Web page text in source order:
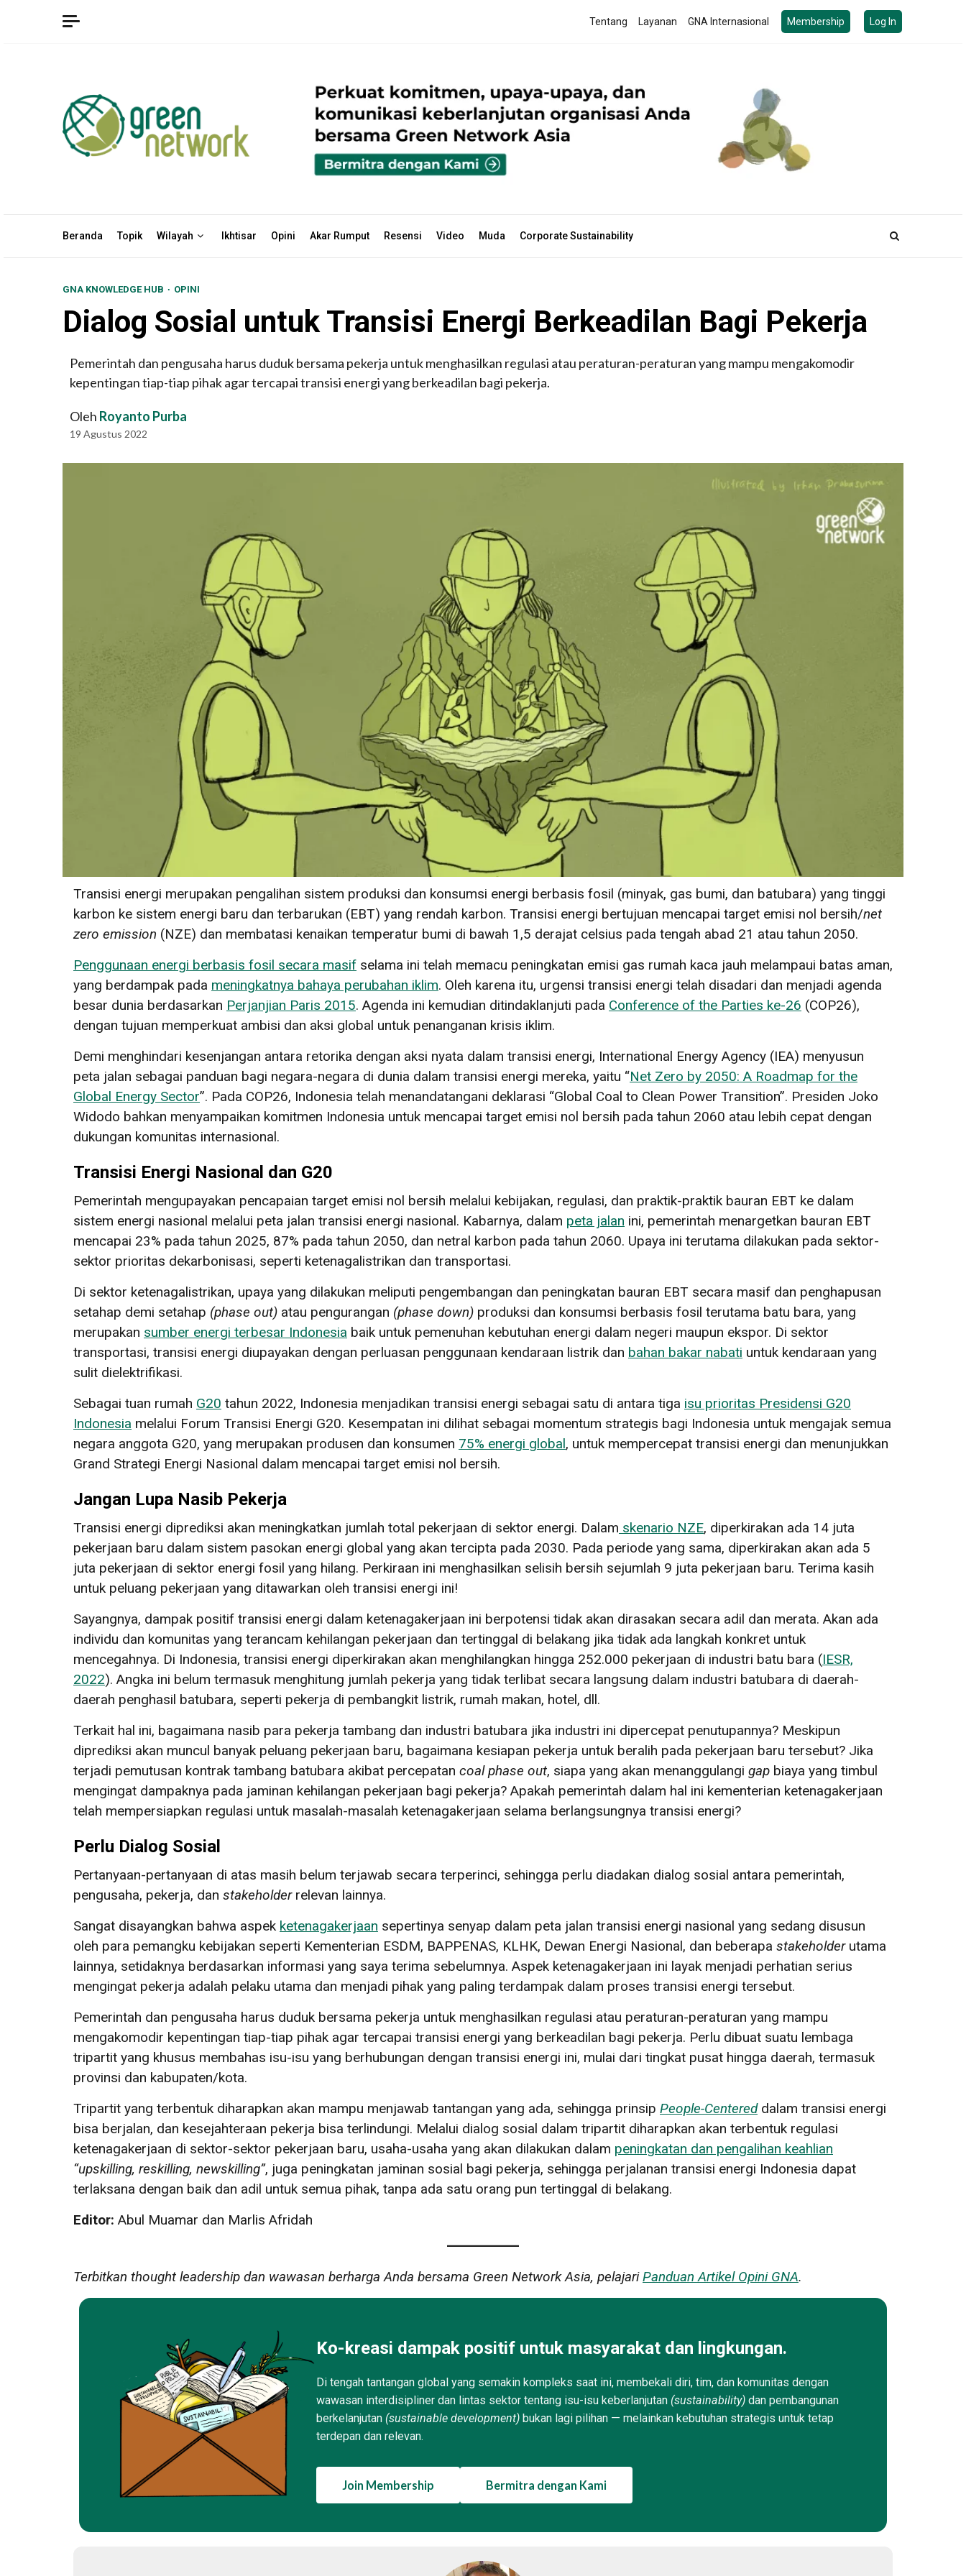
Tentang Layanan GNA Internasional Membership Log In
Beranda Topik Wilayah Ikhtisar Opini Akar Rumput Resensi Video Muda Corporate Sustainability
GNA KNOWLEDGE HUB OPINI
Dialog Sosial untuk Transisi Energi Berkeadilan Bagi Pekerja
Pemerintah dan pengusaha harus duduk bersama pekerja untuk menghasilkan regulasi atau peraturan-peraturan yang mampu mengakomodir
kepentingan tiap-tiap pihak agar tercapai transisi energi yang berkeadilan bagi pekerja.
Oleh Royanto Purba
19 Agustus 2022
Transisi energi merupakan pengalihan sistem produksi dan konsumsi energi berbasis fosil (minyak, gas bumi, dan batubara) yang tinggi
karbon ke sistem energi baru dan terbarukan (EBT) yang rendah karbon. Transisi energi bertujuan mencapai target emisi nol bersih/net
zero emission (NZE) dan membatasi kenaikan temperatur bumi di bawah 1,5 derajat celsius pada tengah abad 21 atau tahun 2050.
Penggunaan energi berbasis fosil secara masif selama ini telah memacu peningkatan emisi gas rumah kaca jauh melampaui batas aman,
yang berdampak pada meningkatnya bahaya perubahan iklim. Oleh karena itu, urgensi transisi energi telah disadari dan menjadi agenda
besar dunia berdasarkan Perjanjian Paris 2015. Agenda ini kemudian ditindaklanjuti pada Conference of the Parties ke-26 (COP26),
dengan tujuan memperkuat ambisi dan aksi global untuk penanganan krisis iklim.
Demi menghindari kesenjangan antara retorika dengan aksi nyata dalam transisi energi, International Energy Agency (IEA) menyusun
peta jalan sebagai panduan bagi negara-negara di dunia dalam transisi energi mereka, yaitu “Net Zero by 2050: A Roadmap for the
Global Energy Sector”. Pada COP26, Indonesia telah menandatangani deklarasi “Global Coal to Clean Power Transition”. Presiden Joko
Widodo bahkan menyampaikan komitmen Indonesia untuk mencapai target emisi nol bersih pada tahun 2060 atau lebih cepat dengan
dukungan komunitas internasional.
Transisi Energi Nasional dan G20
Pemerintah mengupayakan pencapaian target emisi nol bersih melalui kebijakan, regulasi, dan praktik-praktik bauran EBT ke dalam
sistem energi nasional melalui peta jalan transisi energi nasional. Kabarnya, dalam peta jalan ini, pemerintah menargetkan bauran EBT
mencapai 23% pada tahun 2025, 87% pada tahun 2050, dan netral karbon pada tahun 2060. Upaya ini terutama dilakukan pada sektor-
sektor prioritas dekarbonisasi, seperti ketenagalistrikan dan transportasi.
Di sektor ketenagalistrikan, upaya yang dilakukan meliputi pengembangan dan peningkatan bauran EBT secara masif dan penghapusan
setahap demi setahap (phase out) atau pengurangan (phase down) produksi dan konsumsi berbasis fosil terutama batu bara, yang
merupakan sumber energi terbesar Indonesia baik untuk pemenuhan kebutuhan energi dalam negeri maupun ekspor. Di sektor
transportasi, transisi energi diupayakan dengan perluasan penggunaan kendaraan listrik dan bahan bakar nabati untuk kendaraan yang
sulit dielektrifikasi.
Sebagai tuan rumah G20 tahun 2022, Indonesia menjadikan transisi energi sebagai satu di antara tiga isu prioritas Presidensi G20
Indonesia melalui Forum Transisi Energi G20. Kesempatan ini dilihat sebagai momentum strategis bagi Indonesia untuk mengajak semua
negara anggota G20, yang merupakan produsen dan konsumen 75% energi global, untuk mempercepat transisi energi dan menunjukkan
Grand Strategi Energi Nasional dalam mencapai target emisi nol bersih.
Jangan Lupa Nasib Pekerja
Transisi energi diprediksi akan meningkatkan jumlah total pekerjaan di sektor energi. Dalam skenario NZE, diperkirakan ada 14 juta
pekerjaan baru dalam sistem pasokan energi global yang akan tercipta pada 2030. Pada periode yang sama, diperkirakan akan ada 5
juta pekerjaan di sektor energi fosil yang hilang. Perkiraan ini menghasilkan selisih bersih sejumlah 9 juta pekerjaan baru. Terima kasih
untuk peluang pekerjaan yang ditawarkan oleh transisi energi ini!
Sayangnya, dampak positif transisi energi dalam ketenagakerjaan ini berpotensi tidak akan dirasakan secara adil dan merata. Akan ada
individu dan komunitas yang terancam kehilangan pekerjaan dan tertinggal di belakang jika tidak ada langkah konkret untuk
mencegahnya. Di Indonesia, transisi energi diperkirakan akan menghilangkan hingga 252.000 pekerjaan di industri batu bara (IESR,
2022). Angka ini belum termasuk menghitung jumlah pekerja yang tidak terlibat secara langsung dalam industri batubara di daerah-
daerah penghasil batubara, seperti pekerja di pembangkit listrik, rumah makan, hotel, dll.
Terkait hal ini, bagaimana nasib para pekerja tambang dan industri batubara jika industri ini dipercepat penutupannya? Meskipun
diprediksi akan muncul banyak peluang pekerjaan baru, bagaimana kesiapan pekerja untuk beralih pada pekerjaan baru tersebut? Jika
terjadi pemutusan kontrak tambang batubara akibat percepatan coal phase out, siapa yang akan menanggulangi gap biaya yang timbul
mengingat dampaknya pada jaminan kehilangan pekerjaan bagi pekerja? Apakah pemerintah dalam hal ini kementerian ketenagakerjaan
telah mempersiapkan regulasi untuk masalah-masalah ketenagakerjaan selama berlangsungnya transisi energi?
Perlu Dialog Sosial
Pertanyaan-pertanyaan di atas masih belum terjawab secara terperinci, sehingga perlu diadakan dialog sosial antara pemerintah,
pengusaha, pekerja, dan stakeholderrelevan lainnya.
Sangat disayangkan bahwa aspek ketenagakerjaan sepertinya senyap dalam peta jalan transisi energi nasional yang sedang disusun
oleh para pemangku kebijakan seperti Kementerian ESDM, BAPPENAS, KLHK, Dewan Energi Nasional, dan beberapa stakeholderutama
lainnya, setidaknya berdasarkan informasi yang saya terima sebelumnya. Aspek ketenagakerjaan ini layak menjadi perhatian serius
mengingat pekerja adalah pelaku utama dan menjadi pihak yang paling terdampak dalam proses transisi energi tersebut.
Pemerintah dan pengusaha harus duduk bersama pekerja untuk menghasilkan regulasi atau peraturan-peraturan yang mampu
mengakomodir kepentingan tiap-tiap pihak agar tercapai transisi energi yang berkeadilan bagi pekerja. Perlu dibuat suatu lembaga
tripartit yang khusus membahas isu-isu yang berhubungan dengan transisi energi ini, mulai dari tingkat pusat hingga daerah, termasuk
provinsi dan kabupaten/kota.
Tripartit yang terbentuk diharapkan akan mampu menjawab tantangan yang ada, sehingga prinsip People-Centereddalam transisi energi
bisa berjalan, dan kesejahteraan pekerja bisa terlindungi. Melalui dialog sosial dalam tripartit diharapkan akan terbentuk regulasi
ketenagakerjaan di sektor-sektor pekerjaan baru, usaha-usaha yang akan dilakukan dalam peningkatan dan pengalihan keahlian
“upskilling, reskilling, newskilling”, juga peningkatan jaminan sosial bagi pekerja, sehingga perjalanan transisi energi Indonesia dapat
terlaksana dengan baik dan adil untuk semua pihak, tanpa ada satu orang pun tertinggal di belakang.
Editor: Abul Muamar dan Marlis Afridah
Terbitkan thought leadership dan wawasan berharga Anda bersama Green Network Asia, pelajariPanduan Artikel Opini GNA.
Ko-kreasi dampak positif untuk masyarakat dan lingkungan.
Di tengah tantangan global yang semakin kompleks saat ini, membekali diri, tim, dan komunitas dengan
wawasan interdisipliner dan lintas sektor tentang isu-isu keberlanjutan (sustainability) dan pembangunan
berkelanjutan (sustainable development) bukan lagi pilihan — melainkan kebutuhan strategis untuk tetap
terdepan dan relevan.
Join Membership Bermitra dengan Kami